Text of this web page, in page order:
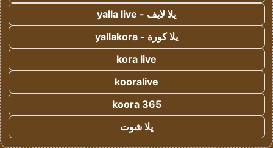
يلا لايف - yalla live
يلا كورة - yallakora
kora live
kooralive
koora 365
يلا شوت